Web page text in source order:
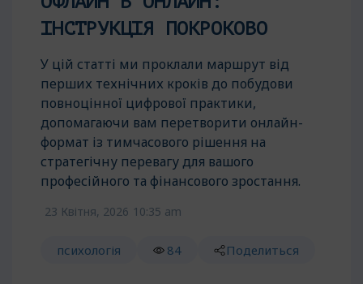
ІНСТРУКЦІЯ ПОКРОКОВО
У цій статті ми проклали маршрут від
перших технічних кроків до побудови
повноцінної цифрової практики,
допомагаючи вам перетворити онлайн-
формат із тимчасового рішення на
стратегічну перевагу для вашого
професійного та фінансового зростання.
23 Квітня, 2026 10:35 am
психологія 84 Поделиться